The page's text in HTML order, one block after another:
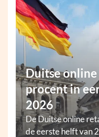
Duitse
procent in
2026
De Duitse online
de eerste helft van